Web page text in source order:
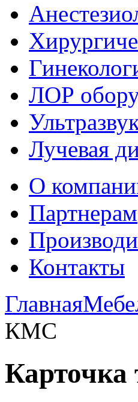
ЛОР
Лучевая
О
Партнерам
Контакты
Главная
КМС
Карточка